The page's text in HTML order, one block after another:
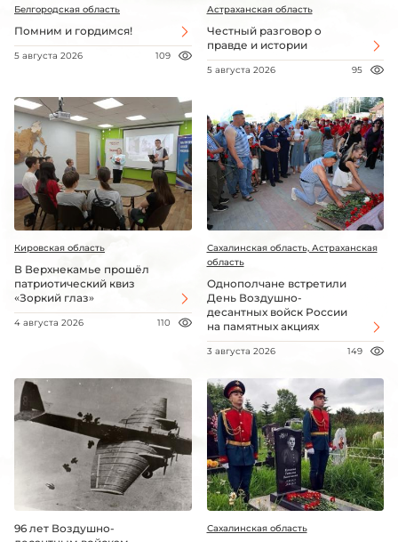
Белгородская область
Помним и гордимся!
5 августа 2026 109
Астраханская область
Честный разговор о
правде и истории
5 августа 2026 95
Кировская область
В Верхнекамье прошёл
патриотический квиз
«Зоркий глаз»
4 августа 2026 110
Сахалинская область, Астраханская
область
Однополчане встретили
День Воздушно-
десантных войск России
на памятных акциях
3 августа 2026 149
96 лет Воздушно-
Сахалинская область